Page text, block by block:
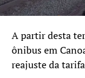
A partir desta
ônibus em
reajuste da